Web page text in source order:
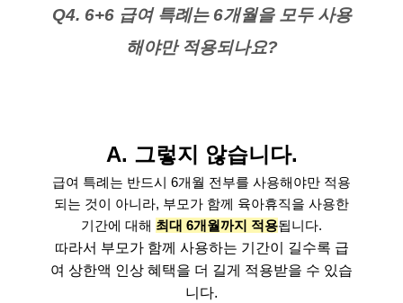
Q4. 6+6 급여 특례는 6개월을 모두 사용
해야만 적용되나요?
A. 그렇지 않습니다.
급여 특례는 반드시 6개월 전부를 사용해야만 적용
되는 것이 아니라, 부모가 함께 육아휴직을 사용한
기간에 대해 최대 6개월까지 적용됩니다.
따라서 부모가 함께 사용하는 기간이 길수록 급
여 상한액 인상 혜택을 더 길게 적용받을 수 있습
니다.